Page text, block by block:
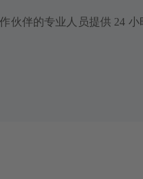
伙伴的专业人员提供 24 小